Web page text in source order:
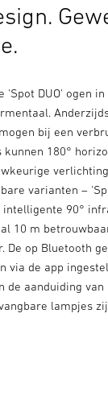
'Spot DUO' ogen
bij een
180°
varianten –
90°
10 m
De op Bluetooth
via de app
de aanduiding
lampjes